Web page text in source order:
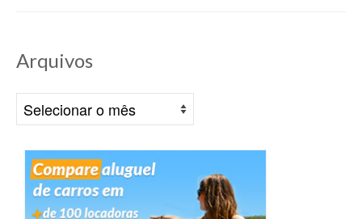
Arquivos
Arquivos